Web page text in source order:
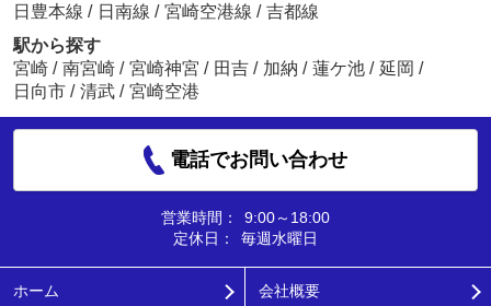
日豊本線 / 日南線 / 宮崎空港線 / 吉都線
駅から探す
宮崎 / 南宮崎 / 宮崎神宮 / 田吉 / 加納 / 蓮ケ池 / 延岡 /
日向市 / 清武 / 宮崎空港
電話でお問い合わせ
営業時間：
9:00～18:00
定休日：
毎週水曜日
ホーム 会社概要